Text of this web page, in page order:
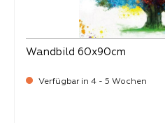
Wandbild 60x90cm
Verfügbar in 4 - 5 Wochen